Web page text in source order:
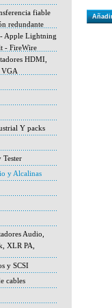
fiable
redundante
Apple Lightning
- FireWire
HDMI,
VGA
Y packs
Tester
y Alcalinas
Audio,
XLR PA,
y SCSI
cables